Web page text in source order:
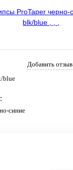
Добавить отзыв
blue
синие